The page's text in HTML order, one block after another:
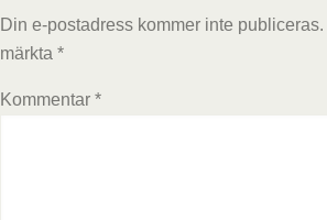
Din e-postadress kommer inte publiceras.
märkta *
Kommentar *